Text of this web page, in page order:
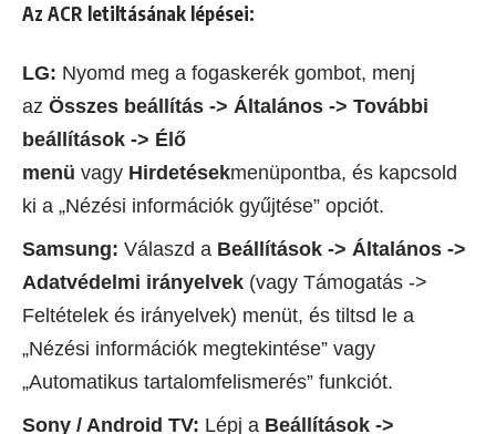
Az ACR letiltásának lépései:
LG: Nyomd meg a fogaskerék gombot, menj
az Összes beállítás -> Általános -> További
beállítások -> Élő
menü vagy Hirdetésekmenüpontba, és kapcsold
ki a „Nézési információk gyűjtése” opciót.
Samsung: Válaszd a Beállítások -> Általános ->
Adatvédelmi irányelvek (vagy Támogatás ->
Feltételek és irányelvek) menüt, és tiltsd le a
„Nézési információk megtekintése” vagy
„Automatikus tartalomfelismerés” funkciót.
Sony / Android TV: Lépj a Beállítások ->